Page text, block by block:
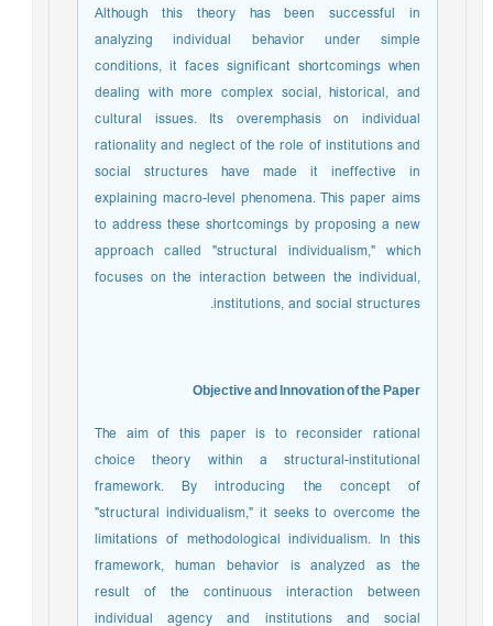
Although this theory has been successful in
analyzing individual behavior under simple
conditions, it faces significant shortcomings when
dealing with more complex social, historical, and
cultural issues. Its overemphasis on individual
rationality and neglect of the role of institutions and
social structures have made it ineffective in
explaining macro-level phenomena. This paper aims
to address these shortcomings by proposing a new
approach called "structural individualism," which
focuses on the interaction between the individual,
institutions, and social structures.
Objective and Innovation of the Paper
The aim of this paper is to reconsider rational
choice theory within a structural-institutional
framework. By introducing the concept of
"structural individualism," it seeks to overcome the
limitations of methodological individualism. In this
framework, human behavior is analyzed as the
result of the continuous interaction between
individual agency and institutions and social